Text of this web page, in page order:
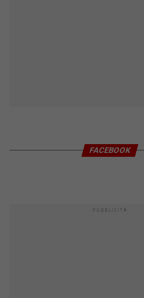
FACEBOOK
PUBBLICITÀ